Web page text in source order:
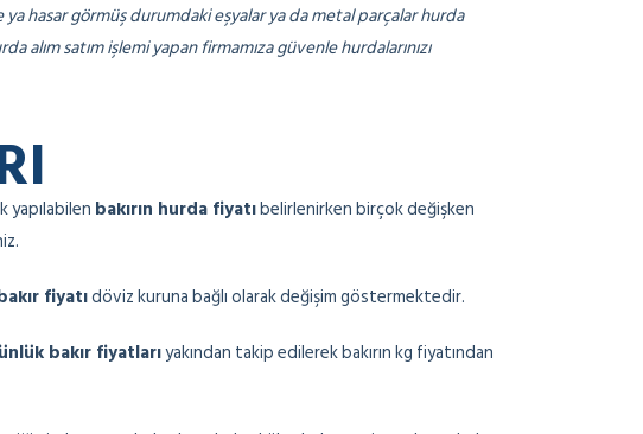
ya hasar görmüş durumdaki eşyalar ya da metal parçalar hurda
alım satım işlemi yapan firmamıza güvenle hurdalarınızı
bakırın hurda fiyatıbelirlenirken birçok değişken
fiyatıdöviz kuruna bağlı olarak değişim göstermektedir.
bakır fiyatlarıyakından takip edilerek bakırın kg fiyatından